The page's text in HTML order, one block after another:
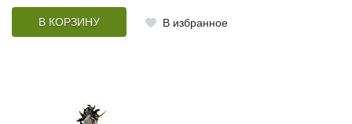
В КОРЗИНУ В избранное